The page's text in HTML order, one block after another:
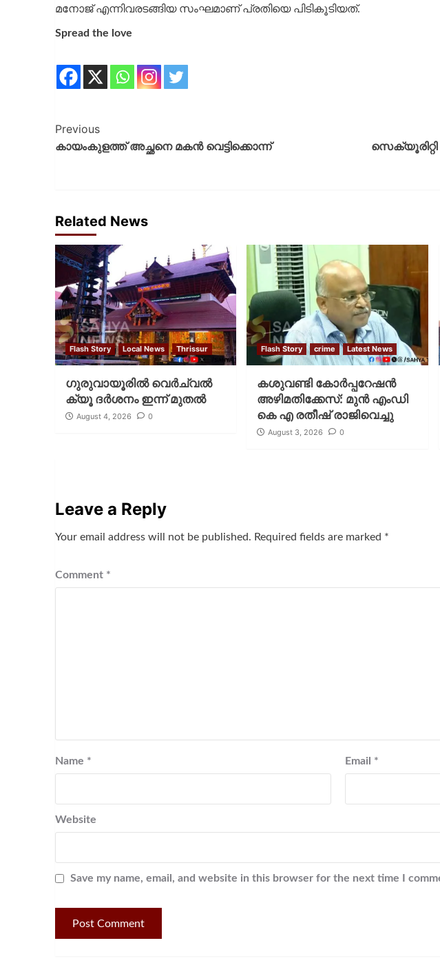
മനോജ് എന്നിവരടങ്ങിയ സംഘമാണ് പ്രതിയെ പിടികൂടിയത്.
Spread the love
Previous
കായംകുളത്ത് അച്ഛനെ മകൻ വെട്ടിക്കൊന്ന്
Related News
Flash Story Local News Thrissur
ഗുരുവായൂരില്‍ വെര്‍ച്വല്‍
ക്യൂ ദര്‍ശനം ഇന്ന് മുതല്‍
August 4, 2026 0
Flash Story crime Latest News
കശുവണ്ടി കോര്‍പ്പറേഷന്‍
അഴിമതിക്കേസ്: മുന്‍ എംഡി
കെ എ രതീഷ് രാജിവെച്ചു
August 3, 2026 0
Leave a Reply
Your email address will not be published. Required fields are marked *
Comment *
Name * Email *
Website
Save my name, email, and website in this browser for the next time I